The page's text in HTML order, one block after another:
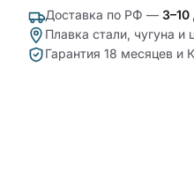
Доставка по РФ — 3–10
Плавка стали, чугуна
Гарантия 18 месяцев и